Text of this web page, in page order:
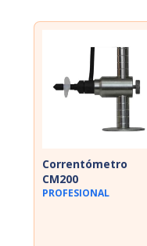
Correntómetro
CM200
PROFESIONAL